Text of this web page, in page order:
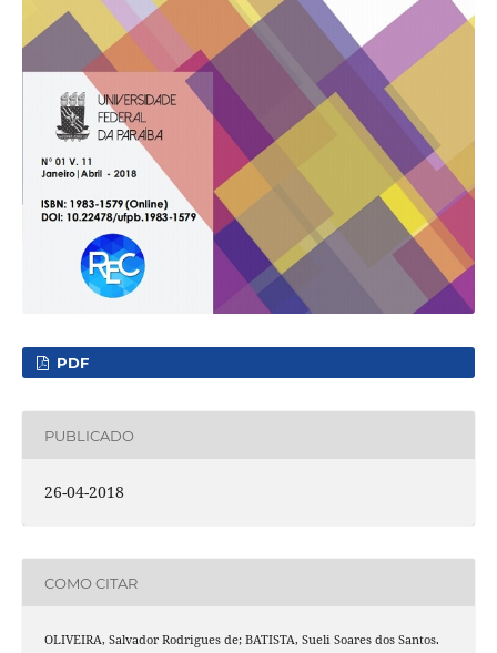
PDF
PUBLICADO
26-04-2018
COMO CITAR
OLIVEIRA, Salvador Rodrigues de; BATISTA, Sueli Soares dos Santos.